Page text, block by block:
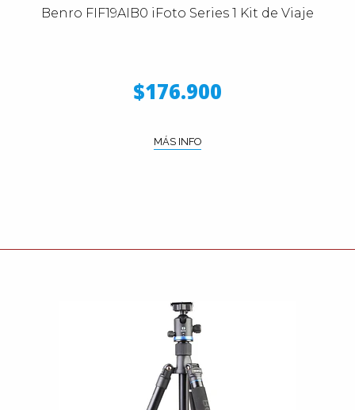
Benro FIF19AIB0 iFoto Series 1 Kit de Viaje
$176.900
MÁS INFO